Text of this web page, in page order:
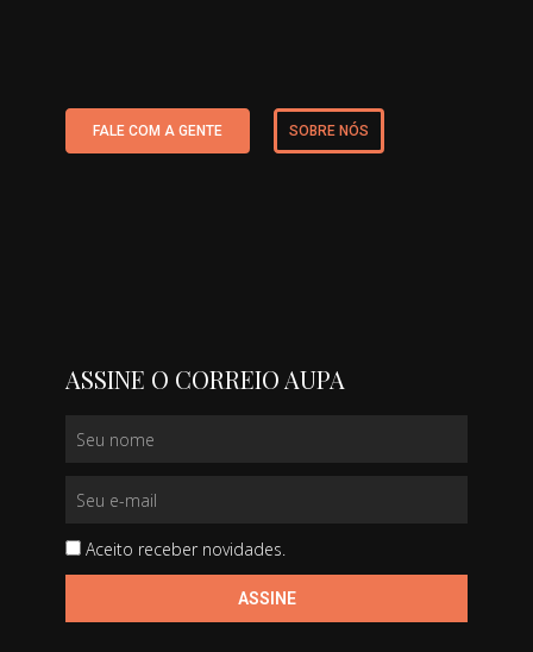
FALE COM A GENTE SOBRE NÓS
ASSINE O CORREIO AUPA
Aceito receber novidades.
ASSINE